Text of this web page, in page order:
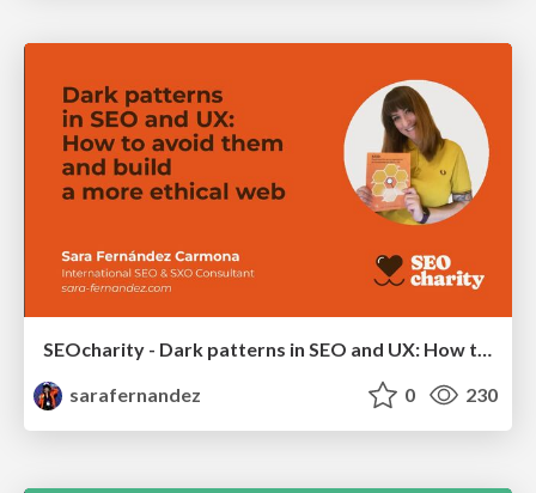
SEOcharity - Dark patterns in SEO and UX: How to avoid them and build a more ethical web
sarafernandez
0 230